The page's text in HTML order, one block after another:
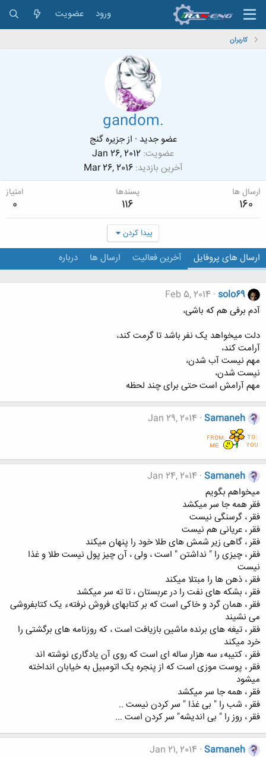
ورود عضویت
کاربران
gandom.
عضو جدید · ازجزیره گنج
عضویت Jan 26, 2012
آخرین بازدید Mar 26, 2016
ارسال ها
160
پسندها
116
امتیاز
0
پیدا کردن
ارسال های پروفایل آخرین فعالیت ارسال ها درباره
solo69
Feb 5, 2014
آدم برفی هم که باشی،
دلت میخواهد یک نفر باشد تا گرمت کند،
آرامت کند،
مهم نیست آب شدن،
نیست شدن،
مهم آرامش است حتی برای چند لحظه
Samaneh
Jan 29, 2014
Samaneh
Jan 24, 2014
میخواهم بگویم
فقر همه جا سر میکشد
فقر ، گرسنگی نیست
فقر ، عریانی هم نیست
فقر ، گاهی زیر شمش های طلا خود را پنهان میکند
فقر ، چیزی را " نداشتن " است ، ولی ، آن چیز پول نیست طلا و غذا
نیست
فقر ، ذهن ها را مبتلا میکند
فقر ، بشکه های نفت را در عربستان ، تا ته سر میکشد
فقر ، همان گرد و خاکی است که بر کتابهای فروش نرفتهء یک کتابفروشی
می نشیند
فقر ، تیغه های برنده ماشین بازیافت است ،‌ که روزنامه های برگشتی را
خرد میکند
فقر ، کتیبهء سه هزار ساله ای است که روی آن یادگاری نوشته اند
فقر ، پوست موزی است که از پنجره یک اتومبیل به خیابان انداخته
میشود
فقر ، همه جا سر میکشد
فقر ، شب را " بی غذا " سر کردن نیست ..
فقر ، روز را " بی اندیشه" سر کردن است ...
Samaneh
Jan 21, 2014